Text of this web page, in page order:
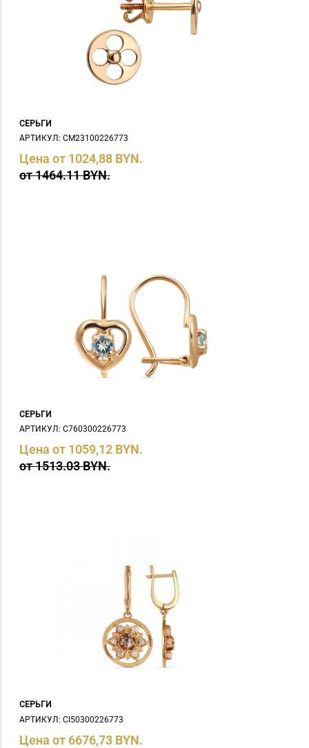
СЕРЬГИ
АРТИКУЛ: СM23100226773
Цена от 1024,88 BYN.
от 1464.11 BYN.
СЕРЬГИ
АРТИКУЛ: С760300226773
Цена от 1059,12 BYN.
от 1513.03 BYN.
СЕРЬГИ
АРТИКУЛ: СI50300226773
Цена от 6676,73 BYN.